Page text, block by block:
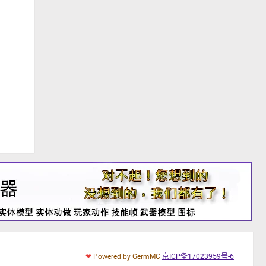
❤ Powered by GermMC 京ICP备17023959号-6